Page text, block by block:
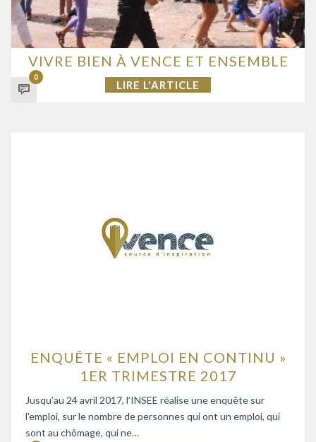
VIVRE BIEN À VENCE ET ENSEMBLE
0
LIRE L'ARTICLE
ENQUÊTE « EMPLOI EN CONTINU »
1ER TRIMESTRE 2017
Jusqu’au 24 avril 2017, l’INSEE réalise une enquête sur
l'emploi, sur le nombre de personnes qui ont un emploi, qui
sont au chômage, qui ne…